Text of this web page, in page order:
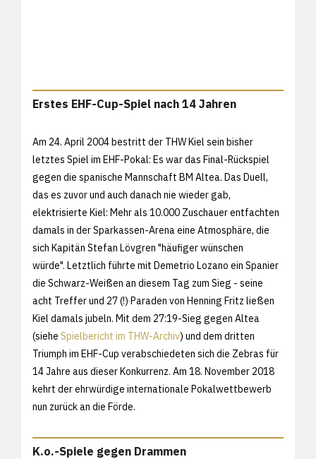
Erstes EHF-Cup-Spiel nach 14 Jahren
Am 24. April 2004 bestritt der THW Kiel sein bisher
letztes Spiel im EHF-Pokal: Es war das Final-Rückspiel
gegen die spanische Mannschaft BM Altea. Das Duell,
das es zuvor und auch danach nie wieder gab,
elektrisierte Kiel: Mehr als 10.000 Zuschauer entfachten
damals in der Sparkassen-Arena eine Atmosphäre, die
sich Kapitän Stefan Lövgren "häufiger wünschen
würde". Letztlich führte mit Demetrio Lozano ein Spanier
die Schwarz-Weißen an diesem Tag zum Sieg - seine
acht Treffer und 27 (!) Paraden von Henning Fritz ließen
Kiel damals jubeln. Mit dem 27:19-Sieg gegen Altea
(siehe Spielbericht im THW-Archiv) und dem dritten
Triumph im EHF-Cup verabschiedeten sich die Zebras für
14 Jahre aus dieser Konkurrenz. Am 18. November 2018
kehrt der ehrwürdige internationale Pokalwettbewerb
nun zurück an die Förde.
K.o.-Spiele gegen Drammen